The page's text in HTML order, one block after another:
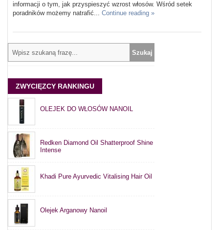
informacji o tym, jak przyspieszyć wzrost włosów. Wśród setek
poradników możemy natrafić... Continue reading »
ZWYCIĘZCY RANKINGU
OLEJEK DO WŁOSÓW NANOIL
Redken Diamond Oil Shatterproof Shine
Intense
Khadi Pure Ayurvedic Vitalising Hair Oil
Olejek Arganowy Nanoil